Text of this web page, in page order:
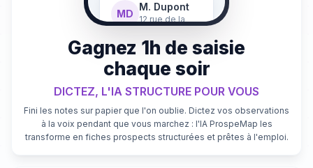
MD
M. Dupont
12 rue de la
Chaud 🔥
Gagnez 1h de saisie
chaque soir
DICTEZ, L'IA STRUCTURE POUR VOUS
Fini les notes sur papier que l'on oublie. Dictez vos observations
à la voix pendant que vous marchez : l'IA ProspeMap les
transforme en fiches prospects structurées et prêtes à l'emploi.